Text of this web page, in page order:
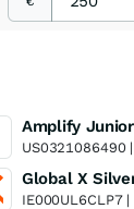
US0321086490 |
IE000UL6CLP7 |